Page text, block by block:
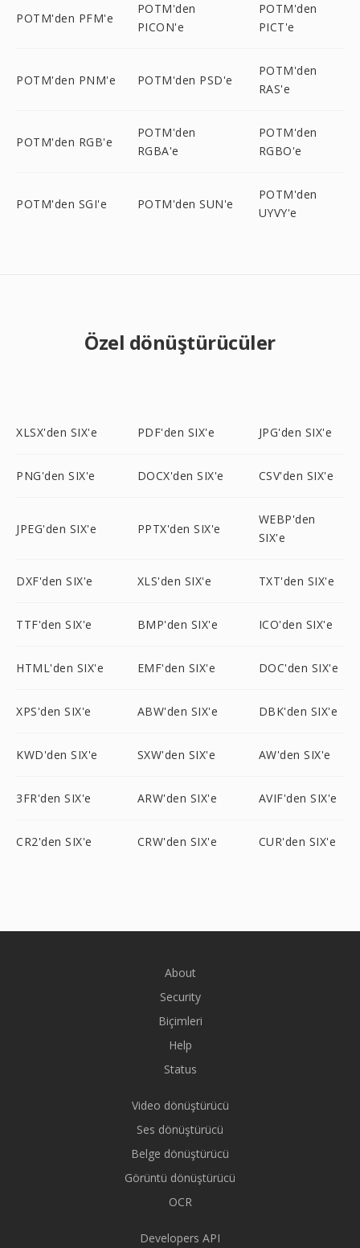
POTM'den PFM'e
POTM'den
PICON'e
POTM'den
PICT'e
POTM'den PNM'e POTM'den PSD'e
POTM'den
RAS'e
POTM'den RGB'e
POTM'den
RGBA'e
POTM'den
RGBO'e
POTM'den SGI'e POTM'den SUN'e
POTM'den
UYVY'e
Özel dönüştürücüler
XLSX'den SIX'e PDF'den SIX'e JPG'den SIX'e
PNG'den SIX'e DOCX'den SIX'e CSV'den SIX'e
JPEG'den SIX'e PPTX'den SIX'e
WEBP'den
SIX'e
DXF'den SIX'e XLS'den SIX'e TXT'den SIX'e
TTF'den SIX'e BMP'den SIX'e ICO'den SIX'e
HTML'den SIX'e EMF'den SIX'e DOC'den SIX'e
XPS'den SIX'e ABW'den SIX'e DBK'den SIX'e
KWD'den SIX'e SXW'den SIX'e AW'den SIX'e
3FR'den SIX'e ARW'den SIX'e AVIF'den SIX'e
CR2'den SIX'e CRW'den SIX'e CUR'den SIX'e
About
Security
Biçimleri
Help
Status
Video dönüştürücü
Ses dönüştürücü
Belge dönüştürücü
Görüntü dönüştürücü
OCR
Developers API